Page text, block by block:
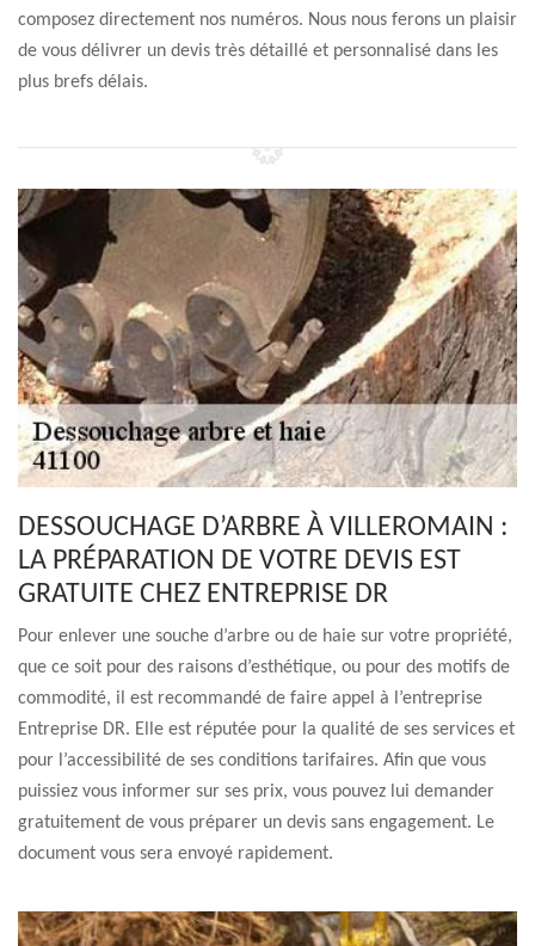
composez directement nos numéros. Nous nous ferons un plaisir
de vous délivrer un devis très détaillé et personnalisé dans les
plus brefs délais.
DESSOUCHAGE D’ARBRE À VILLEROMAIN :
LA PRÉPARATION DE VOTRE DEVIS EST
GRATUITE CHEZ ENTREPRISE DR
Pour enlever une souche d’arbre ou de haie sur votre propriété,
que ce soit pour des raisons d’esthétique, ou pour des motifs de
commodité, il est recommandé de faire appel à l’entreprise
Entreprise DR. Elle est réputée pour la qualité de ses services et
pour l’accessibilité de ses conditions tarifaires. Afin que vous
puissiez vous informer sur ses prix, vous pouvez lui demander
gratuitement de vous préparer un devis sans engagement. Le
document vous sera envoyé rapidement.